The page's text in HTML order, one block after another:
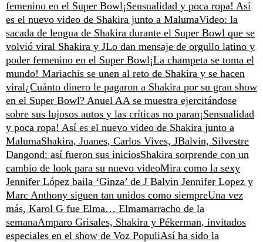
femenino en el Super Bowl¡Sensualidad y poca ropa! Así
es el nuevo video de Shakira junto a MalumaVideo: la
sacada de lengua de Shakira durante el Super Bowl que se
volvió viral Shakira y JLo dan mensaje de orgullo latino y
poder femenino en el Super Bowl¡La champeta se toma el
mundo! Mariachis se unen al reto de Shakira y se hacen
viral¿Cuánto dinero le pagaron a Shakira por su gran show
en el Super Bowl? Anuel AA se muestra ejercitándose
sobre sus lujosos autos y las críticas no paran¡Sensualidad
y poca ropa! Así es el nuevo video de Shakira junto a
MalumaShakira, Juanes, Carlos Vives, JBalvin, Silvestre
Dangond: así fueron sus iniciosShakira sorprende con un
cambio de look para su nuevo videoMira como la sexy
Jennifer López baila ‘Ginza’ de J Balvin Jennifer Lopez y
Marc Anthony siguen tan unidos como siempreUna vez
más, Karol G fue Elma… Elmamarracho de la
semanaAmparo Grisales, Shakira y Pékerman, invitados
especiales en el show de Voz PopuliAsí ha sido la